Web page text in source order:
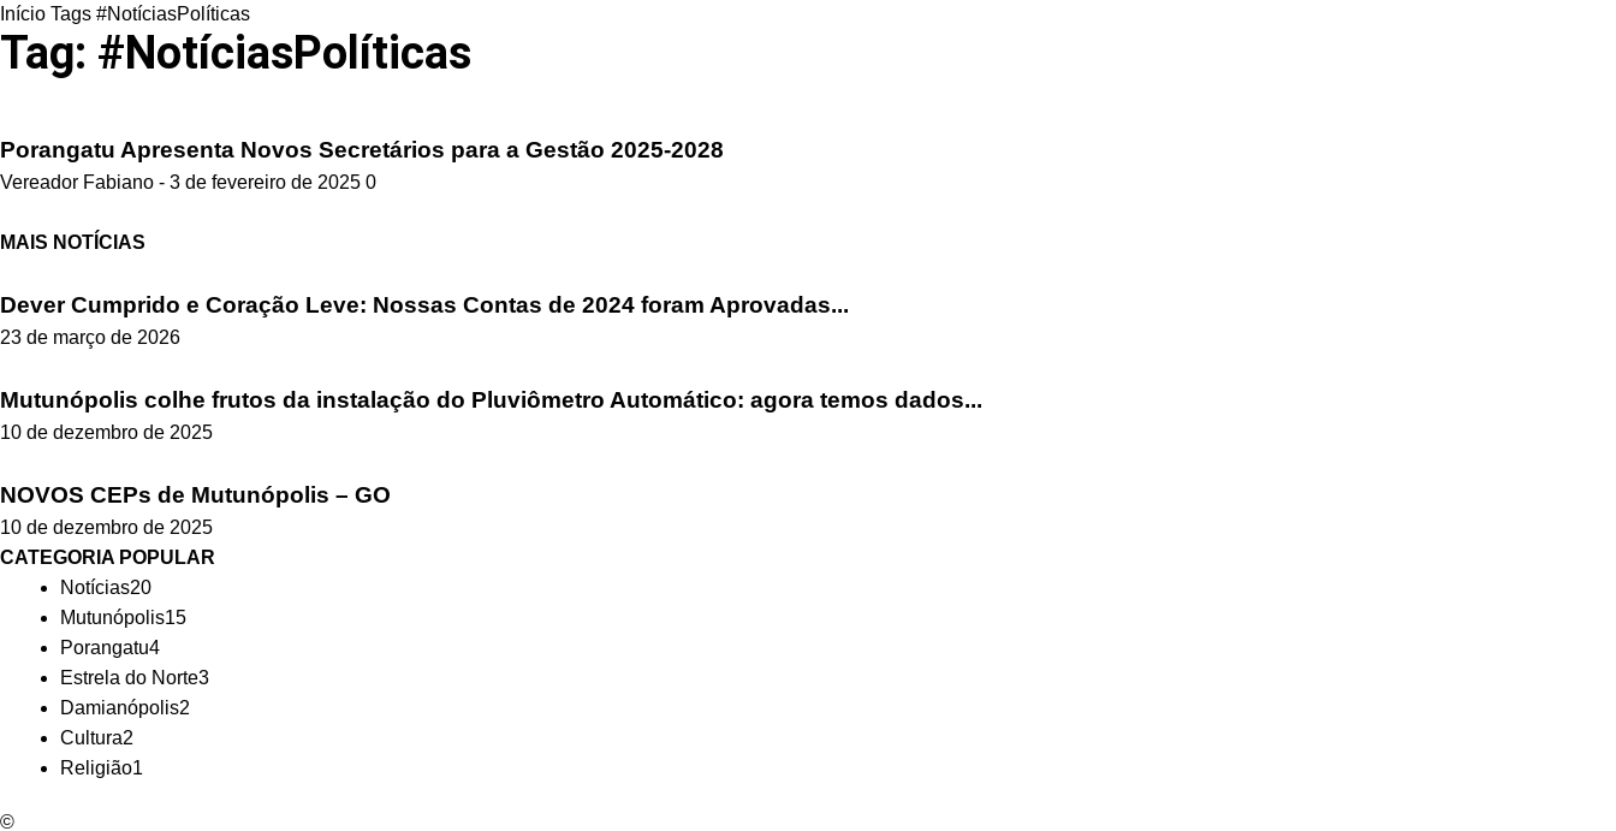
Início Tags #NotíciasPolíticas
Tag: #NotíciasPolíticas
Porangatu Apresenta Novos Secretários para a Gestão 2025-2028
Vereador Fabiano - 3 de fevereiro de 2025 0
MAIS NOTÍCIAS
Dever Cumprido e Coração Leve: Nossas Contas de 2024 foram Aprovadas...
23 de março de 2026
Mutunópolis colhe frutos da instalação do Pluviômetro Automático: agora temos dados...
10 de dezembro de 2025
NOVOS CEPs de Mutunópolis – GO
10 de dezembro de 2025
CATEGORIA POPULAR
Notícias20
Mutunópolis15
Porangatu4
Estrela do Norte3
Damianópolis2
Cultura2
Religião1
©